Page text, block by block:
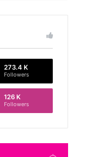
273.4 K
Followers
126 K
Followers